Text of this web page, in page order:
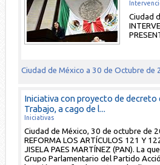
Ciudad
Ciudad de México a 30 de Octubre de
Iniciativa con proyecto de decreto
Trabajo, a cago de l...
Iniciativas
Ciudad de México, 30 de octubre de
REFORMA LOS ARTÍCULOS 121 Y
JISELA PAES MARTÍNEZ (PAN). La
Grupo Parlamentario del Partido